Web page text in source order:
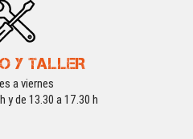
Y TALLER
a viernes
y de 13.30 a 17.30 h